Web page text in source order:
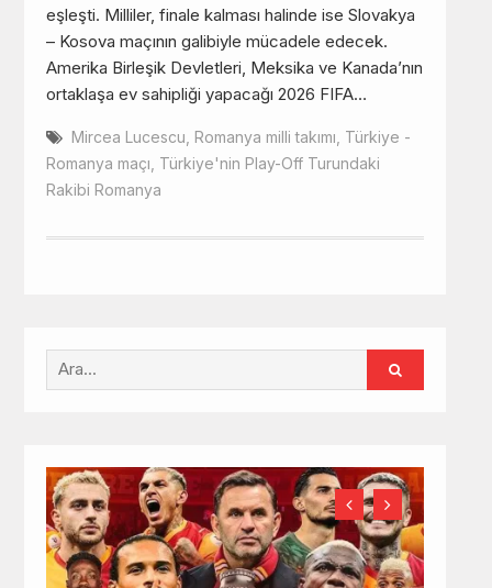
eşleşti. Milliler, finale kalması halinde ise Slovakya
– Kosova maçının galibiyle mücadele edecek.
Amerika Birleşik Devletleri, Meksika ve Kanada’nın
ortaklaşa ev sahipliği yapacağı 2026 FIFA…
Mircea Lucescu Romanya milli takımı Türkiye -
Romanya maçı Türkiye'nin Play-Off Turundaki
Rakibi Romanya